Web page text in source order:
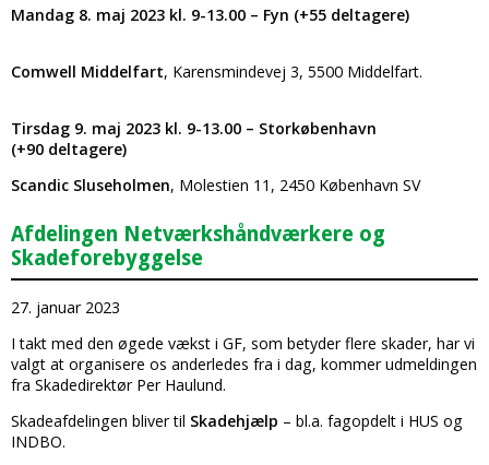
Mandag 8. maj 2023 kl. 9-13.00 – Fyn (+55 deltagere)
Comwell Middelfart, Karensmindevej 3, 5500 Middelfart.
Tirsdag 9. maj 2023 kl. 9-13.00 – Storkøbenhavn
(+90 deltagere)
Scandic Sluseholmen, Molestien 11, 2450 København SV
Afdelingen Netværkshåndværkere og
Skadeforebyggelse
27. januar 2023
I takt med den øgede vækst i GF, som betyder flere skader, har vi
valgt at organisere os anderledes fra i dag, kommer udmeldingen
fra Skadedirektør Per Haulund.
Skadeafdelingen bliver til Skadehjælp – bl.a. fagopdelt i HUS og
INDBO.